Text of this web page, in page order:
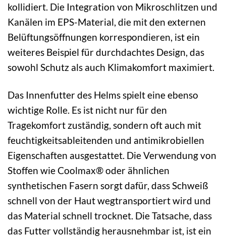
kollidiert. Die Integration von Mikroschlitzen und
Kanälen im EPS-Material, die mit den externen
Belüftungsöffnungen korrespondieren, ist ein
weiteres Beispiel für durchdachtes Design, das
sowohl Schutz als auch Klimakomfort maximiert.
Das Innenfutter des Helms spielt eine ebenso
wichtige Rolle. Es ist nicht nur für den
Tragekomfort zuständig, sondern oft auch mit
feuchtigkeitsableitenden und antimikrobiellen
Eigenschaften ausgestattet. Die Verwendung von
Stoffen wie Coolmax® oder ähnlichen
synthetischen Fasern sorgt dafür, dass Schweiß
schnell von der Haut wegtransportiert wird und
das Material schnell trocknet. Die Tatsache, dass
das Futter vollständig herausnehmbar ist, ist ein